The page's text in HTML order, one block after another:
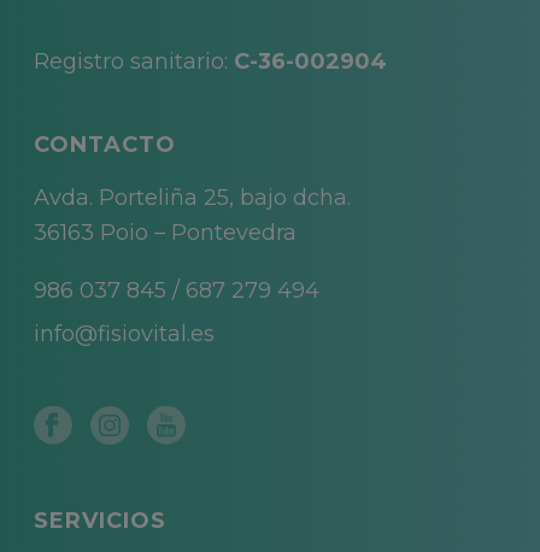
Registro sanitario: C-36-002904
CONTACTO
Avda. Porteliña 25, bajo dcha.
36163 Poio – Pontevedra
986 037 845 / 687 279 494
info@fisiovital.es
SERVICIOS